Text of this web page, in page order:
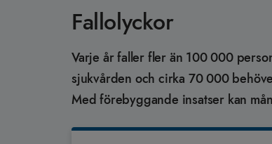
Fallolyckor
Varje år faller fler än 100 000
sjukvården och cirka 70 000
Med förebyggande insatser kan